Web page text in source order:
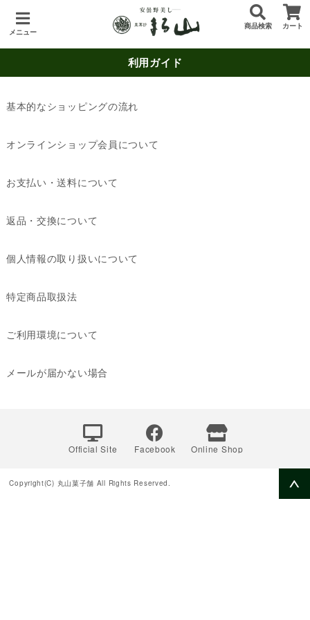
メニュー
商品検索 カート
利用ガイド
基本的なショッピングの流れ
オンラインショップ会員について
お支払い・送料について
返品・交換について
個人情報の取り扱いについて
特定商品取扱法
ご利用環境について
メールが届かない場合
Official Site Facebook Online Shop
Copyright(C) 丸山菓子舗 All Rights Reserved.